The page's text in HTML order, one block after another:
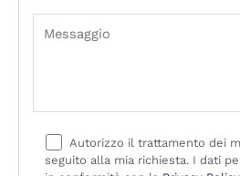
Autorizzo il trattamento dei
seguito alla mia richiesta. I dati